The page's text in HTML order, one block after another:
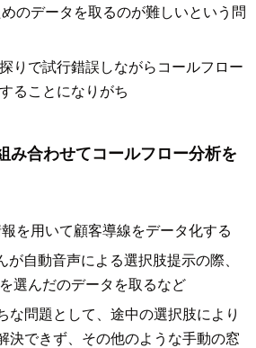
のデータを取るのが難しいという問
りで試行錯誤しながらコールフロー
ることになりがち
み合わせてコールフロー分析を
を用いて顧客導線をデータ化する
が自動音声による選択肢提示の際、
選んだのデータを取るなど
な問題として、途中の選択肢により
決できず、その他のような手動の窓